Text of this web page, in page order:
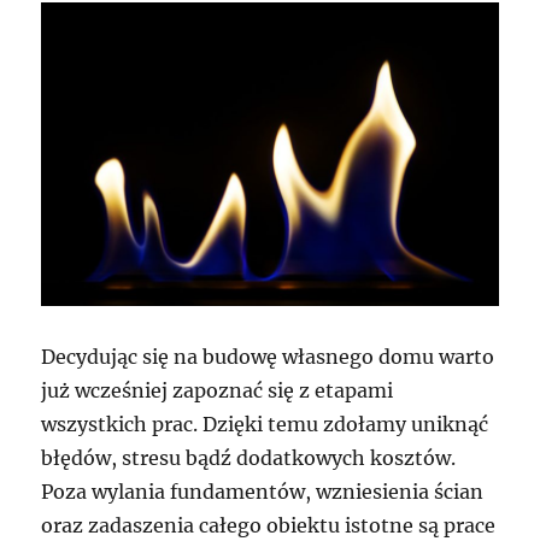
Decydując się na budowę własnego domu warto
już wcześniej zapoznać się z etapami
wszystkich prac. Dzięki temu zdołamy uniknąć
błędów, stresu bądź dodatkowych kosztów.
Poza wylania fundamentów, wzniesienia ścian
oraz zadaszenia całego obiektu istotne są prace